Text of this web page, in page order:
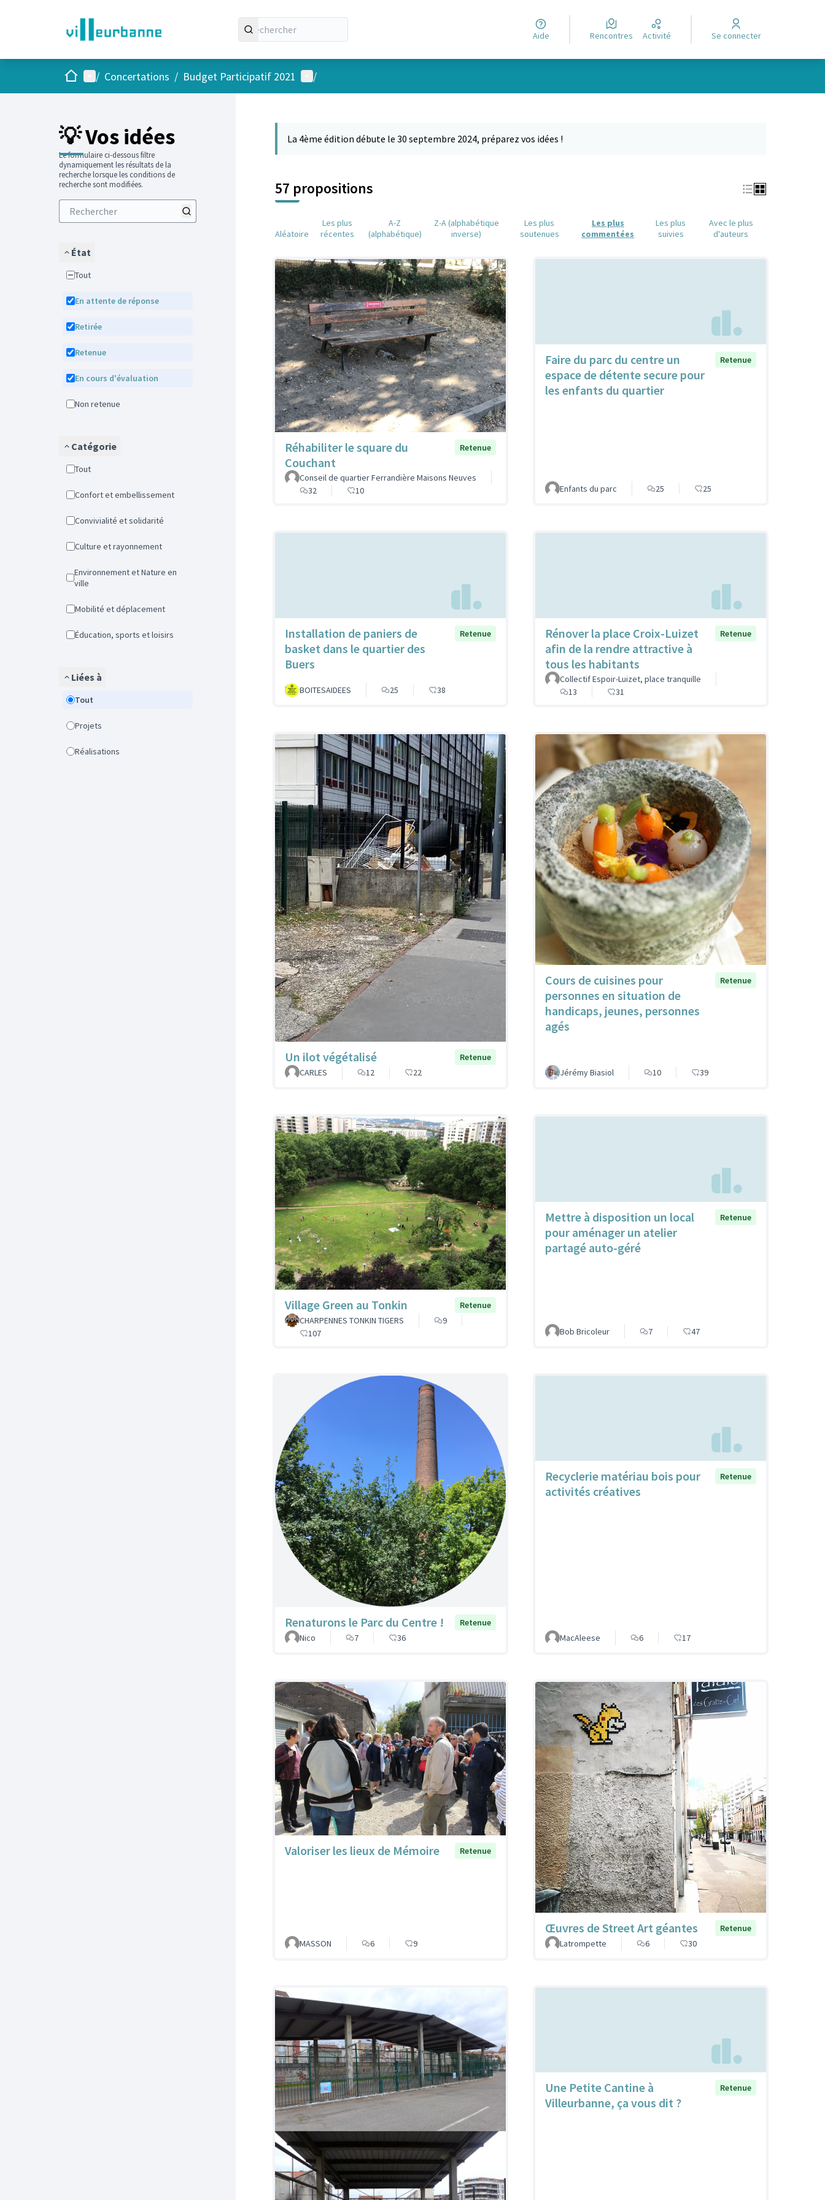
Aide Rencontres Activité Se connecter
AccueilMenu principal
/ Concertations / Budget Participatif 2021 Menu utilisateur
/
💡 Vos idées
Le formulaire ci-dessous filtre
dynamiquement les résultats de la
recherche lorsque les conditions de
recherche sont modifiées.
État
Tout
En attente de réponse
Retirée
Retenue
En cours d'évaluation
Non retenue
Catégorie
Tout
Confort et embellissement
Convivialité et solidarité
Culture et rayonnement
Environnement et Nature en
ville
Mobilité et déplacement
Éducation, sports et loisirs
Liées à
Tout
Projets
Réalisations
La 4ème édition débute le 30 septembre 2024, préparez vos idées !
57 propositions
Aléatoire
Les plus
récentes
A-Z
(alphabétique)
Z-A (alphabétique
inverse)
Les plus
soutenues
Les plus
commentées
Les plus
suivies
Avec le plus
d'auteurs
Réhabiliter le square du
Couchant
Retenue
Conseil de quartier Ferrandière Maisons Neuves
32
10
Faire du parc du centre un
espace de détente secure pour
les enfants du quartier
Retenue
Enfants du parc 25 25
Installation de paniers de
basket dans le quartier des
Buers
Retenue
BOITESAIDEES 25 38
Rénover la place Croix-Luizet
afin de la rendre attractive à
tous les habitants
Retenue
Collectif Espoir-Luizet, place tranquille
13
31
Un ilot végétalisé
Retenue
CARLES
12 22
Cours de cuisines pour
personnes en situation de
handicaps, jeunes, personnes
agés
Retenue
Jérémy Biasiol 10 39
Village Green au Tonkin
Retenue
CHARPENNES TONKIN TIGERS
9
107
Mettre à disposition un local
pour aménager un atelier
partagé auto-géré
Retenue
Bob Bricoleur 7 47
Renaturons le Parc du Centre !
Retenue
Nico
7 36
Recyclerie matériau bois pour
activités créatives
Retenue
MacAleese 6 17
Valoriser les lieux de Mémoire Retenue
MASSON 6 9
Œuvres de Street Art géantes
Retenue
Latrompette
6 30
Une Petite Cantine à
Villeurbanne, ça vous dit ?
Retenue